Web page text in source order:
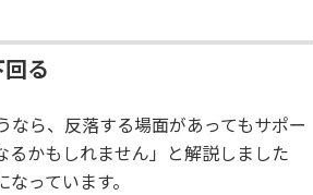
る
ら、反落する場面があってもサポー
るかもしれません」と解説しました
っています。